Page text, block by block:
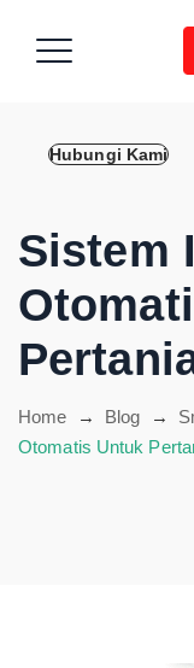
Hubungi Kami
Sistem
Home → Blog →
Otomatis Untuk